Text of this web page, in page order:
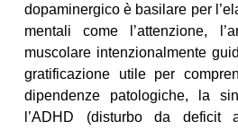
dopaminergico è basilare per
mentali come l’attenzione,
muscolare intenzionalmente
gratificazione utile per
dipendenze patologiche, la
l’ADHD (disturbo da deficit